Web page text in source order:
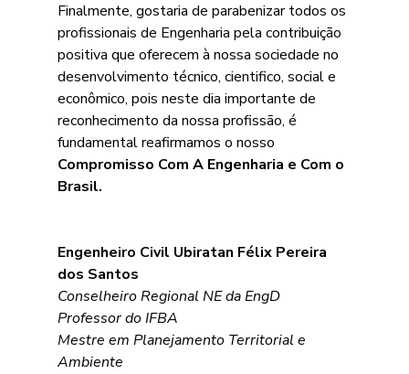
Finalmente, gostaria de parabenizar todos os
profissionais de Engenharia pela contribuição
positiva que oferecem à nossa sociedade no
desenvolvimento técnico, cientifico, social e
econômico, pois neste dia importante de
reconhecimento da nossa profissão, é
fundamental reafirmamos o nosso
Compromisso Com A Engenharia e Com o
Brasil.
Engenheiro Civil Ubiratan Félix Pereira
dos Santos
Conselheiro Regional NE da EngD
Professor do IFBA
Mestre em Planejamento Territorial e
Ambiente